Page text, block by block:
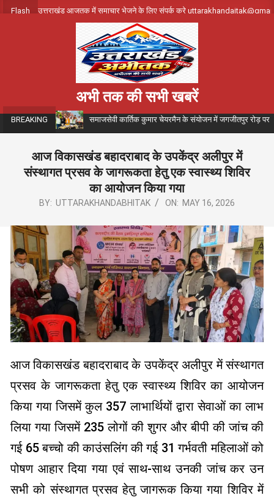
SkipFlash उत्तराखंड आजतक में समाचार भेजने के लिए संपर्क करे
अभी तक की सभी खबरें
BREAKING समाजसेवी कार्तिक कुमार चेयरमैन के संयोजन में जगजीतपुर रोड़
आज विकासखंड बहादराबाद के उपकेंद्र अलीपुर में
संस्थागत प्रसव के जागरूकता हेतु एक स्वास्थ्य शिविर
का आयोजन किया गया
BY: UTTARAKHANDABHITAK ON: MAY 16, 2026
आज विकासखंड बहादराबाद के उपकेंद्र अलीपुर में संस्थागत
प्रसव के जागरूकता हेतु एक स्वास्थ्य शिविर का आयोजन
किया गया जिसमें कुल 357 लाभार्थियों द्वारा सेवाओं का लाभ
लिया गया जिसमें 235 लोगों की शुगर और बीपी की जांच की
गई 65 बच्चो की काउंसलिंग की गई 31 गर्भवती महिलाओं को
पोषण आहार दिया गया एवं साथ-साथ उनकी जांच कर उन
सभी को संस्थागत प्रसव हेतु जागरूक किया गया शिविर में